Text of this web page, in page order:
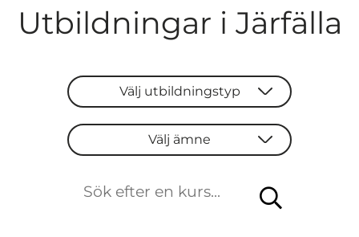
Utbildningar i Järfälla
Välj utbildningstyp
Välj utbildningstyp
Välj ämne